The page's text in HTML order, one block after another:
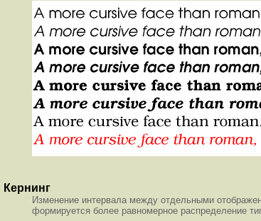
Кернинг
Изменение интервала между отдельными
формируется более равномерное распределение